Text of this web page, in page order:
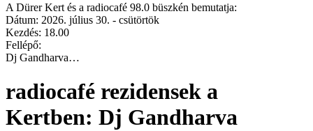
A Dürer Kert és a radiocafé 98.0 büszkén bemutatja:
Dátum: 2026. július 30. - csütörtök
Kezdés: 18.00
Fellépő:
Dj Gandharva…
radiocafé rezidensek a
Kertben: Dj Gandharva